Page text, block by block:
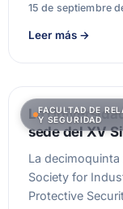
15 de septiembre
Leer más →
FACULTAD DE
Y SEGURIDAD
La
sede del XV
La
Society for
Protective